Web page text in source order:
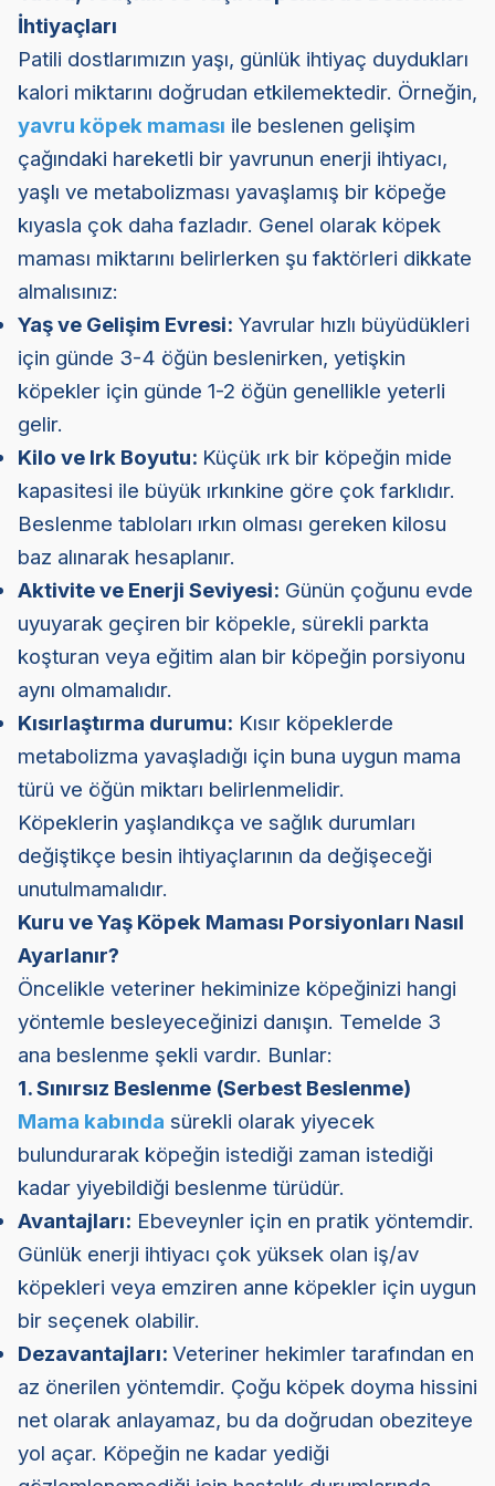
İhtiyaçları
Patili dostlarımızın yaşı, günlük ihtiyaç duydukları
kalori miktarını doğrudan etkilemektedir. Örneğin,
yavru köpek maması ile beslenen gelişim
çağındaki hareketli bir yavrunun enerji ihtiyacı,
yaşlı ve metabolizması yavaşlamış bir köpeğe
kıyasla çok daha fazladır. Genel olarak köpek
maması miktarını belirlerken şu faktörleri dikkate
almalısınız:
Yaş ve Gelişim Evresi: Yavrular hızlı büyüdükleri
için günde 3-4 öğün beslenirken, yetişkin
köpekler için günde 1-2 öğün genellikle yeterli
gelir.
Kilo ve Irk Boyutu: Küçük ırk bir köpeğin mide
kapasitesi ile büyük ırkınkine göre çok farklıdır.
Beslenme tabloları ırkın olması gereken kilosu
baz alınarak hesaplanır.
Aktivite ve Enerji Seviyesi: Günün çoğunu evde
uyuyarak geçiren bir köpekle, sürekli parkta
koşturan veya eğitim alan bir köpeğin porsiyonu
aynı olmamalıdır.
Kısırlaştırma durumu: Kısır köpeklerde
metabolizma yavaşladığı için buna uygun mama
türü ve öğün miktarı belirlenmelidir.
Köpeklerin yaşlandıkça ve sağlık durumları
değiştikçe besin ihtiyaçlarının da değişeceği
unutulmamalıdır.
Kuru ve Yaş Köpek Maması Porsiyonları Nasıl
Ayarlanır?
Öncelikle veteriner hekiminize köpeğinizi hangi
yöntemle besleyeceğinizi danışın. Temelde 3
ana beslenme şekli vardır. Bunlar:
1. Sınırsız Beslenme (Serbest Beslenme)
Mama kabında sürekli olarak yiyecek
bulundurarak köpeğin istediği zaman istediği
kadar yiyebildiği beslenme türüdür.
Avantajları: Ebeveynler için en pratik yöntemdir.
Günlük enerji ihtiyacı çok yüksek olan iş/av
köpekleri veya emziren anne köpekler için uygun
bir seçenek olabilir.
Dezavantajları: Veteriner hekimler tarafından en
az önerilen yöntemdir. Çoğu köpek doyma hissini
net olarak anlayamaz, bu da doğrudan obeziteye
yol açar. Köpeğin ne kadar yediği